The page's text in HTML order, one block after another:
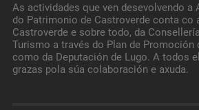
As actividades que ven desevolvendo
do Patrimonio de Castroverde conta co
Castroverde e sobre todo, da
Turismo a través do Plan de Promoción
como da Deputación de Lugo. A todos
grazas pola súa colaboración e axuda.